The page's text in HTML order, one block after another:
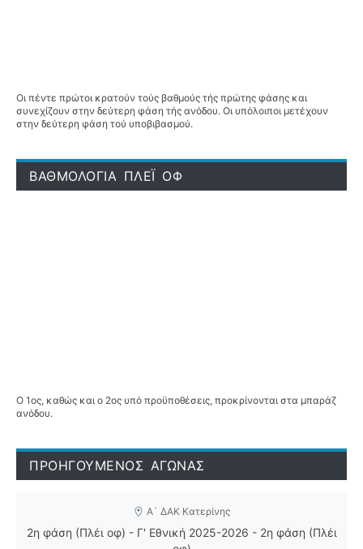
Οι πέντε πρώτοι κρατούν τούς βαθμούς τής πρώτης φάσης και
συνεχίζουν στην δεύτερη φάση τής ανόδου. Οι υπόλοιποι μετέχουν
στην δεύτερη φάση τού υποβιβασμού.
ΒΑΘΜΟΛΟΓΙΑ ΠΛΕΪ ΟΦ
Ο 1ος, καθώς και ο 2ος υπό προϋποθέσεις, προκρίνονται στα μπαράζ
ανόδου.
ΠΡΟΗΓΟΥΜΕΝΟΣ ΑΓΩΝΑΣ
Α` ΔΑΚ Κατερίνης
2η φάση (Πλέι οφ) - Γ' Εθνική 2025-2026 - 2η φάση (Πλέι